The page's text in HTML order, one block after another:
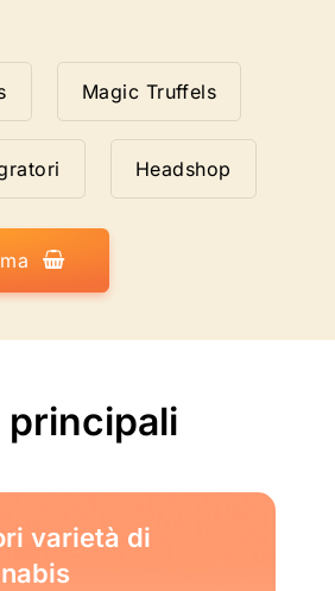
Magic Truffels
Headshop
principali
varietà di